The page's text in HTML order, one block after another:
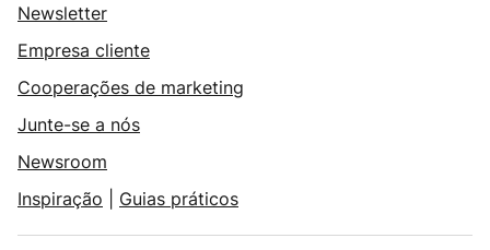
Newsletter
Empresa cliente
Cooperações de marketing
Junte-se a nós
Newsroom
Inspiração
Guias práticos